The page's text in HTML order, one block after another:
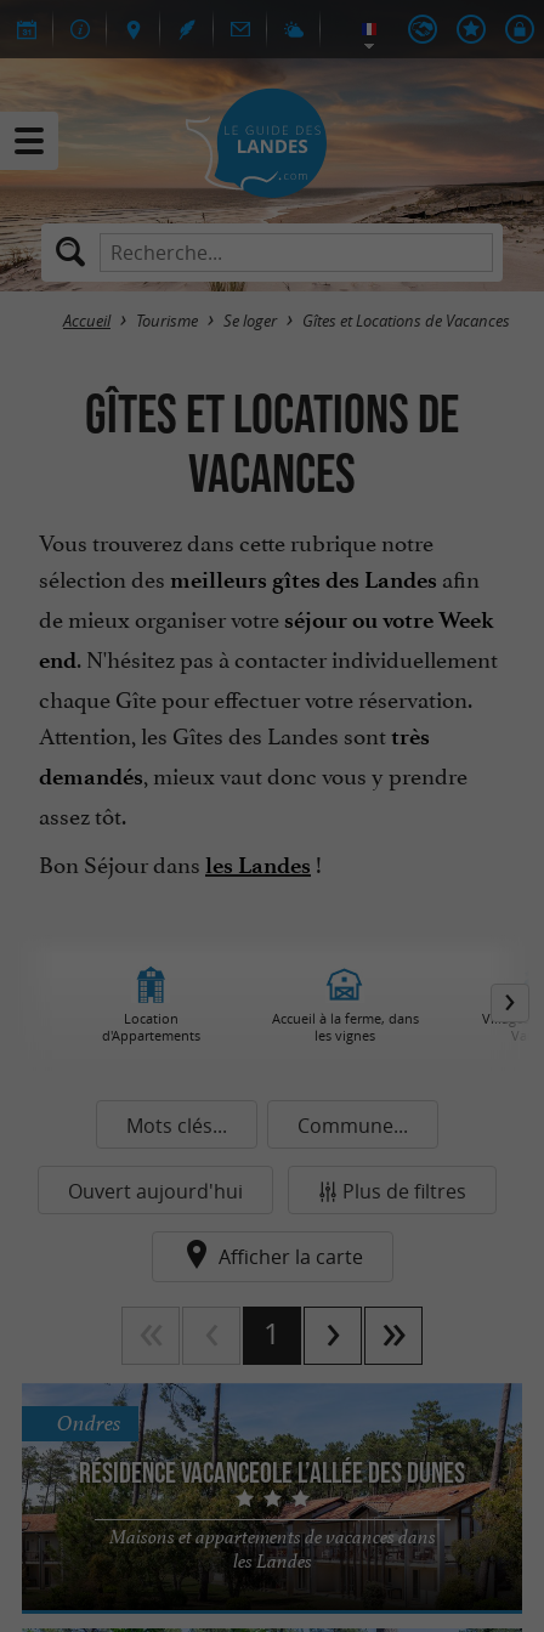
Accueil Tourisme Se loger Gîtes et Locations de Vacances
Gîtes et Locations de
Vacances
Vous trouverez dans cette rubrique notre
sélection des meilleurs gîtes des Landes afin
de mieux organiser votre séjour ou votre Week
end. N'hésitez pas à contacter individuellement
chaque Gîte pour effectuer votre réservation.
Attention, les Gîtes des Landes sonttrès
demandés, mieux vaut donc vous y prendre
assez tôt.
Bon Séjour dans les Landes !
Location
d'Appartements
Accueil à la ferme, dans
les vignes
Villages /
Mots clés... Commune...
Ouvert aujourd'hui Plus de filtres
Afficher la carte
1
Résidence Vacanceole l’Allée des Dunes
Maisons et appartements de vacances dans
les Landes
Ondres